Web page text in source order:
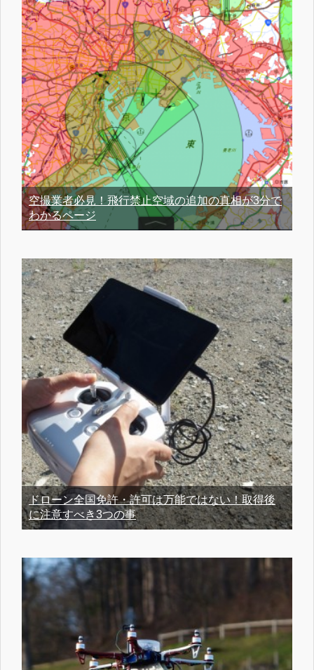
空撮業者必見！飛行禁止空域の追加の真相が3分で
わかるページ
ドローン全国免許・許可は万能ではない！取得後
に注意すべき3つの事